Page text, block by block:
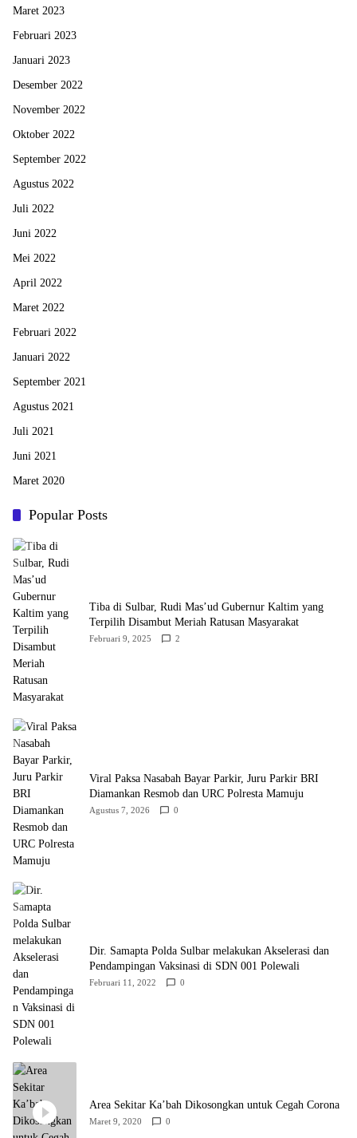
Maret 2023
Februari 2023
Januari 2023
Desember 2022
November 2022
Oktober 2022
September 2022
Agustus 2022
Juli 2022
Juni 2022
Mei 2022
April 2022
Maret 2022
Februari 2022
Januari 2022
September 2021
Agustus 2021
Juli 2021
Juni 2021
Maret 2020
Popular Posts
Tiba di Sulbar, Rudi Mas’ud Gubernur Kaltim yang
Terpilih Disambut Meriah Ratusan Masyarakat
Februari 9, 2025 2
Viral Paksa Nasabah Bayar Parkir, Juru Parkir BRI
Diamankan Resmob dan URC Polresta Mamuju
Agustus 7, 2026 0
Dir. Samapta Polda Sulbar melakukan Akselerasi dan
Pendampingan Vaksinasi di SDN 001 Polewali
Februari 11, 2022 0
Area Sekitar Ka’bah Dikosongkan untuk Cegah Corona
Maret 9, 2020 0